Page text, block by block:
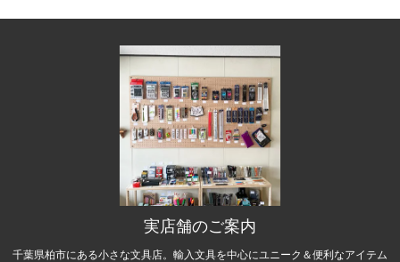
実店舗のご案内
千葉県柏市にある小さな文具店。輸入文具を中心にユニーク＆便利なアイテム